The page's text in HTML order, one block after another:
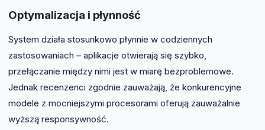
Optymalizacja i płynność
System działa stosunkowo płynnie w codziennych
zastosowaniach – aplikacje otwierają się szybko,
przełączanie między nimi jest w miarę bezproblemowe.
Jednak recenzenci zgodnie zauważają, że konkurencyjne
modele z mocniejszymi procesorami oferują zauważalnie
wyższą responsywność.